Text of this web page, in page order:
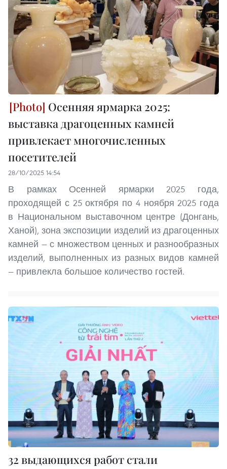
Осенняя ярмарка 2025:
выставка драгоценных камней
привлекает многочисленных
посетителей
28/10/2025 14:54
В рамках Осенней ярмарки 2025 года,
проходящей с 25 октября по 4 ноября 2025 года
в Национальном выставочном центре (Донгань,
Ханой), зона экспозиции изделий из драгоценных
камней — с множеством ценных и разнообразных
изделий, выполненных из разных видов камней
— привлекла большое количество гостей.
32 выдающихся работ стали